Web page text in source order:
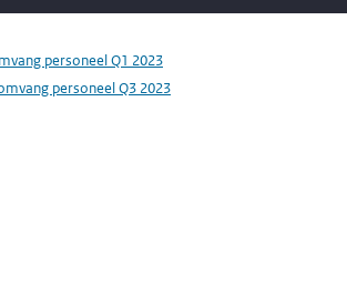
personeel Q1 2023
personeel Q3 2023